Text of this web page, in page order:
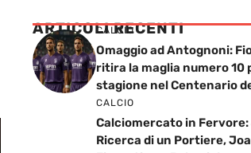
ARTICOLI RECENTI
CALCIO
Omaggio ad Antognoni:
ritira la maglia numero 10
stagione nel Centenario
CALCIO
Calciomercato in Fervore:
Ricerca di un Portiere,